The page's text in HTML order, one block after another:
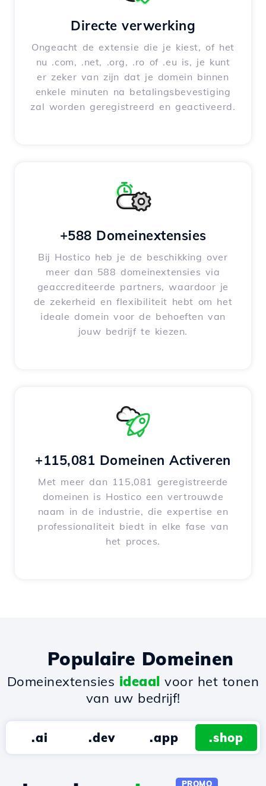
Directe verwerking
Ongeacht de extensie die je kiest, of het
nu .com, .net, .org, .ro of .eu is, je kunt
er zeker van zijn dat je domein binnen
enkele minuten na betalingsbevestiging
zal worden geregistreerd en geactiveerd.
+588 Domeinextensies
Bij Hostico heb je de beschikking over
meer dan 588 domeinextensies via
geaccrediteerde partners, waardoor je
de zekerheid en flexibiliteit hebt om het
ideale domein voor de behoeften van
jouw bedrijf te kiezen.
+115,081 Domeinen Activeren
Met meer dan 115,081 geregistreerde
domeinen is Hostico een vertrouwde
naam in de industrie, die expertise en
professionaliteit biedt in elke fase van
het proces.
Populaire Domeinen
Domeinextensies ideaal voor het tonen
van uw bedrijf!
.ai .dev .app .shop
PROMO